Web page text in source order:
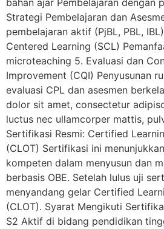
bahan ajar Pembelajaran dengan
Strategi Pembelajaran dan
pembelajaran aktif (PjBL, PBL,
Centered Learning (SCL)
microteaching 5. Evaluasi dan
Improvement (CQI) Penyusunan
evaluasi CPL dan asesmen
dolor sit amet, consectetur
luctus nec ullamcorper mattis,
Sertifikasi Resmi: Certified
(CLOT) Sertifikasi ini
kompeten dalam menyusun dan
berbasis OBE. Setelah lulus uji
menyandang gelar Certified
(CLOT). Syarat Mengikuti
S2 Aktif di bidang pendidikan